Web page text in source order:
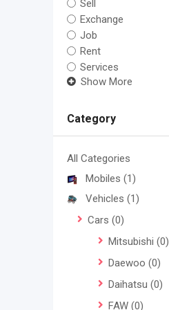
Sell
Exchange
Job
Rent
Services
Show More
Category
All Categories
Mobiles (1)
Vehicles (1)
Cars (0)
Mitsubishi (0)
Daewoo (0)
Daihatsu (0)
FAW (0)